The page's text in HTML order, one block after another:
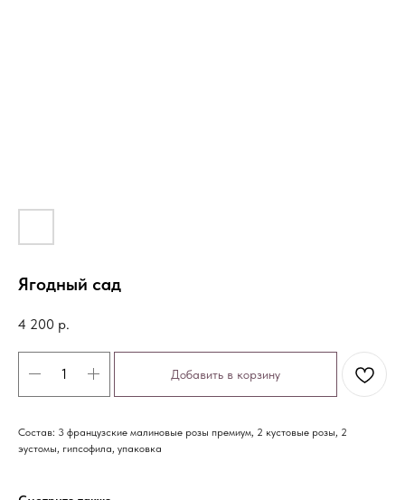
Ягодный сад
4 200 р.
Добавить в корзину
Состав: 3 французские малиновые розы премиум, 2 кустовые розы, 2
эустомы, гипсофила, упаковка